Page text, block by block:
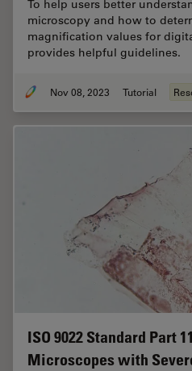
To help users better
microscopy and how to
magnification values for
provides helpful guidelines.
Nov 08, 2023 Tutorial
ISO 9022 Standard Part
Microscopes with